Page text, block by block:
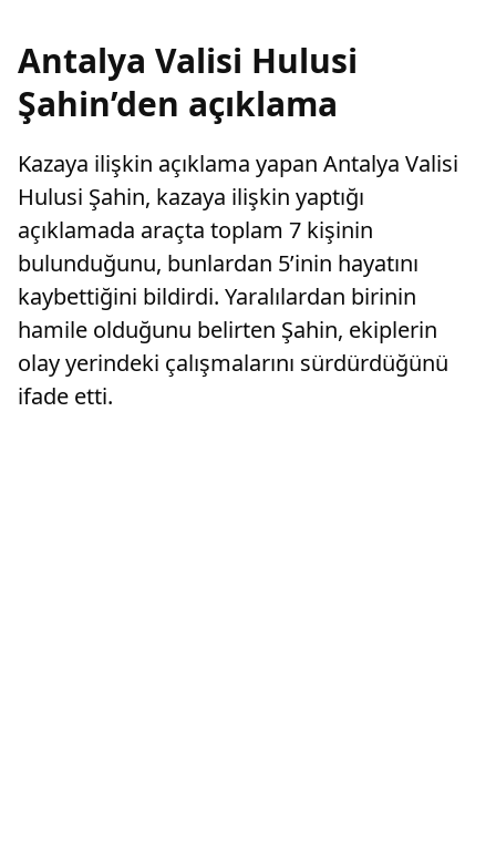
Antalya Valisi Hulusi
Şahin’den açıklama
Kazaya ilişkin açıklama yapan Antalya Valisi
Hulusi Şahin, kazaya ilişkin yaptığı
açıklamada araçta toplam 7 kişinin
bulunduğunu, bunlardan 5’inin hayatını
kaybettiğini bildirdi. Yaralılardan birinin
hamile olduğunu belirten Şahin, ekiplerin
olay yerindeki çalışmalarını sürdürdüğünü
ifade etti.